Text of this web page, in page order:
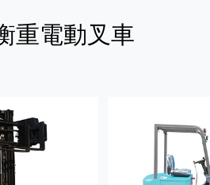
重電動叉車